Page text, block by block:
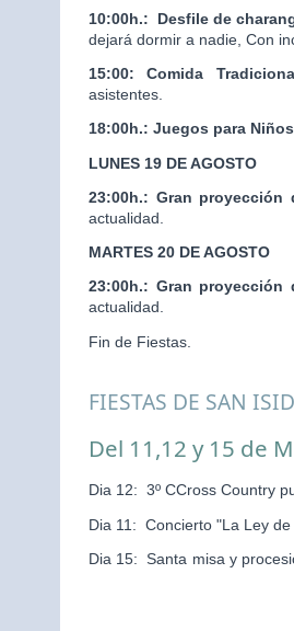
10:00h.:
Desfile de
dejará dormir a nadie, Con
15:00: Comida
asistentes.
18:00h.: Juegos para Niños
LUNES 19 DE AGOSTO
23:00h.: Gran proyección
actualidad.
MARTES 20 DE AGOSTO
23:00h.: Gran proyección
actualidad.
Fin de Fiestas.
FIESTAS DE SAN
Del 11,12 y 15 de
Dia 12: 3º CCross Country
Dia 11: Concierto "La Ley
Dia 15: Santa misa y